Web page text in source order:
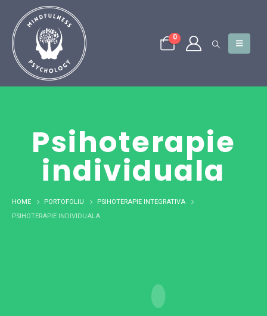
0
Psihoterapie
individuala
HOME PORTOFOLIU
PSIHOTERAPIE INTEGRATIVA
PSIHOTERAPIE INDIVIDUALA